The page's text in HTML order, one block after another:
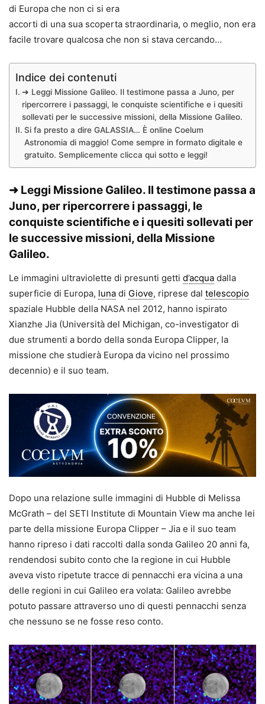
di Europa che non ci si era
accorti di una sua scoperta straordinaria, o meglio, non era
facile trovare qualcosa che non si stava cercando…
Indice dei contenuti
➜ Leggi Missione Galileo. Il testimone passa a Juno, per
ripercorrere i passaggi, le conquiste scientifiche e i quesiti
sollevati per le successive missioni, della Missione Galileo.
Si fa presto a dire GALASSIA… È online Coelum
Astronomia di maggio! Come sempre in formato digitale e
gratuito. Semplicemente clicca qui sotto e leggi!
➜ Leggi Missione Galileo. Il testimone passa a
Juno, per ripercorrere i passaggi, le
conquiste scientifiche e i quesiti sollevati per
le successive missioni, della Missione
Galileo.
Le immagini ultraviolette di presunti getti d’acqua dalla
superficie di Europa, luna di Giove, riprese dal telescopio
spaziale Hubble della NASA nel 2012, hanno ispirato
Xianzhe Jia (Università del Michigan, co-investigator di
due strumenti a bordo della sonda Europa Clipper, la
missione che studierà Europa da vicino nel prossimo
decennio) e il suo team.
Dopo una relazione sulle immagini di Hubble di Melissa
McGrath – del SETI Institute di Mountain View ma anche lei
parte della missione Europa Clipper – Jia e il suo team
hanno ripreso i dati raccolti dalla sonda Galileo 20 anni fa,
rendendosi subito conto che la regione in cui Hubble
aveva visto ripetute tracce di pennacchi era vicina a una
delle regioni in cui Galileo era volata: Galileo avrebbe
potuto passare attraverso uno di questi pennacchi senza
che nessuno se ne fosse reso conto.